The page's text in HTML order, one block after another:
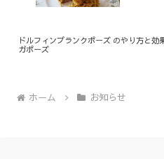
ドルフィンプランクポーズ のやり方と効
ガポーズ
ホーム お知らせ